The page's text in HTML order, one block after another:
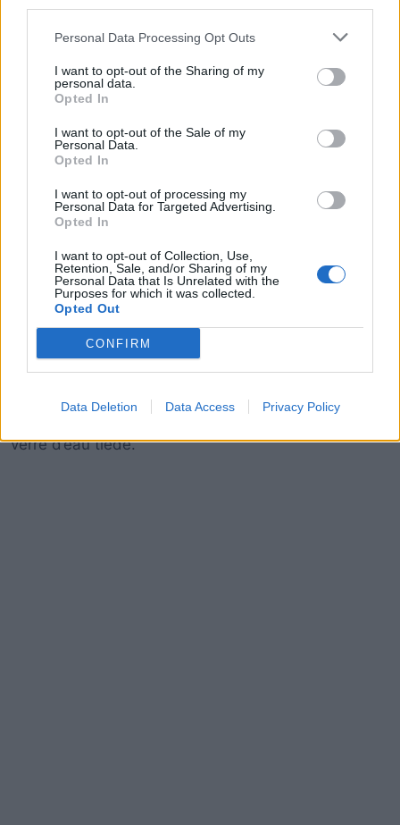
Personal Data Processing Opt Outs
I want to opt-out of the Sharing of my
personal data.
Opted In
I want to opt-out of the Sale of my
Personal Data.
Opted In
I want to opt-out of processing my
Personal Data for Targeted Advertising.
Opted In
I want to opt-out of Collection, Use,
Retention, Sale, and/or Sharing of my
Personal Data that Is Unrelated with the
Purposes for which it was collected.
Opted Out
CONFIRM
Data Deletion Data Access Privacy Policy
1 banane; 1 orange; ½ tasse de yogourt dégraissée;
cuillère à café de gingembre; 2 cuillères à soupe de
graines de lin
2 cuillères à soupe de protéines de lactosérum
Préparation:Mélanger tous les ingrédients dans un
mélangeur. Mélanger peu et boire ce jus dans la
matinée sur un estomac vide. Avant cela, boire un
verre d’eau tiède.